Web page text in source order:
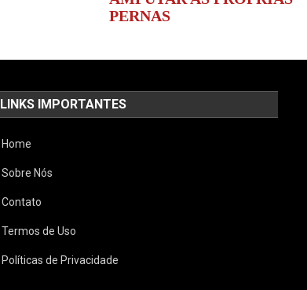
PERNAS
LINKS IMPORTANTES
Home
Sobre Nós
Contato
Termos de Uso
Políticas de Privacidade